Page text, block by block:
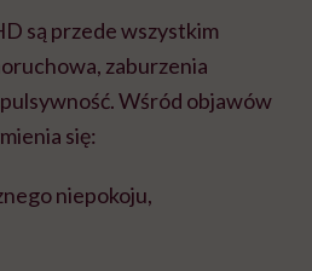
są przede wszystkim
zaburzenia
Wśród objawów
się:
niepokoju,